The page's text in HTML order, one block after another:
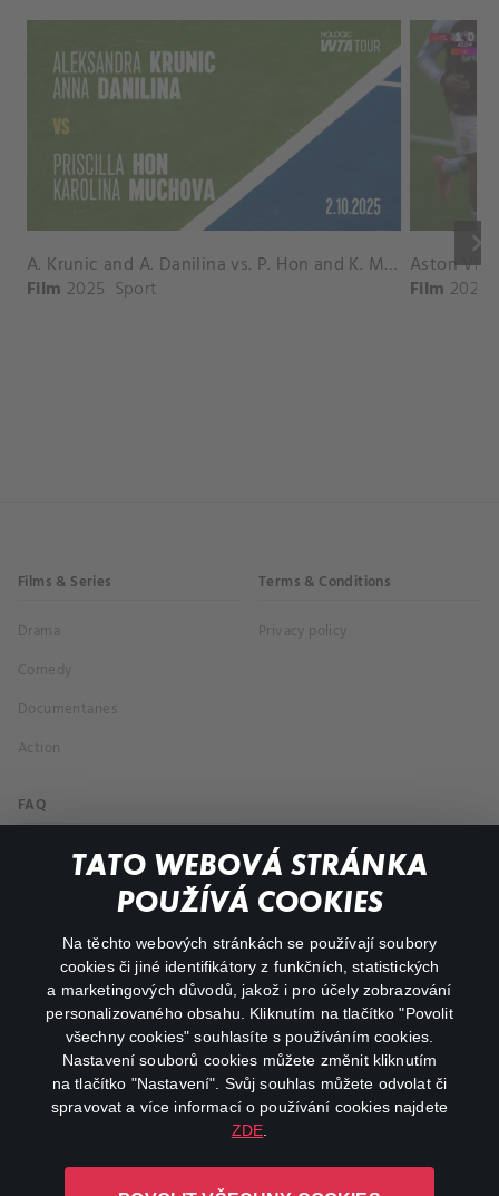
TATO WEBOVÁ STRÁNKA
POUŽÍVÁ COOKIES
Na těchto webových stránkách se používají soubory
cookies či jiné identifikátory z funkčních, statistických
a marketingových důvodů, jakož i pro účely zobrazování
personalizovaného obsahu. Kliknutím na tlačítko "Povolit
všechny cookies" souhlasíte s používáním cookies.
Nastavení souborů cookies můžete změnit kliknutím
na tlačítko "Nastavení". Svůj souhlas můžete odvolat či
spravovat a více informací o používání cookies najdete
ZDE
keyboard_arrow_right
A. Krunic and A. Danilina vs. P. Hon and K. Muchova Match Highlights - BEIJING_Capital Group Diamond ( October 02, 2025)
Film 2025 Sport Film 2026
Films & Series
Drama
Comedy
Documentaries
Action
Terms & Conditions
Privacy policy
FAQ
My profile
facebookinstagram
youtube